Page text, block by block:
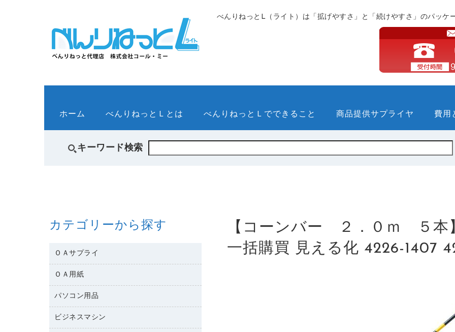
べんりねっとL（ライト）は「拡げやすさ」と「続けやすさ」のパッケ
ホーム べんりねっとＬとは べんりねっとＬでできること 商品提供サプライヤ 費用
キーワード検索
【コーンバー ２．０ｍ ５本
一括購買 見える化 4226-1407
カテゴリーから探す
ＯＡサプライ
互換インクカートリッジ
リサイクルトナー（リターン方式）
リサイクルトナー（プール方式）
ＯＡ用紙
名刺用紙
ワープロ用紙
パソコン用品
パソコン周辺機器
ビジネスマシン